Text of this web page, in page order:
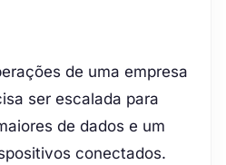
de uma empresa
ser escalada para
de dados e um
conectados.